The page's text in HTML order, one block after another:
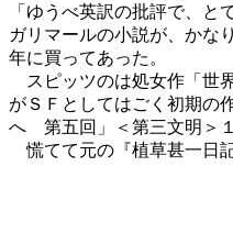
「ゆうべ英訳の批評で、
ガリマールの小説が、かな
年に買ってあった。
スピッツのは処女作「世界
がＳＦとしてはごく初期の
へ 第五回」＜第三文明＞
慌てて元の『植草甚一日